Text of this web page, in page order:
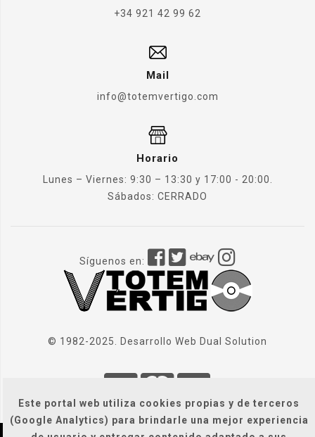
Este portal web utiliza cookies propias y de terceros
(Google Analytics) para brindarle una mejor experiencia
+34 921 42 99 62
Mail
info@totemvertigo.com
Horario
Lunes – Viernes: 9:30 – 13:30 y 17:00 - 20:00.
Sábados: CERRADO
Síguenos en:
© 1982-2025. Desarrollo Web Dual Solution